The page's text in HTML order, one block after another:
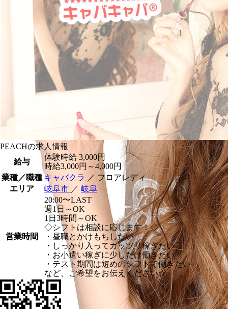
PEACHの求人情報
給与
体験時給 3,000円
時給3,000円～4,000円
業種／職種 キャバクラ ／ フロアレディ
エリア
岐阜市 ／ 岐阜
営業時間
20:00〜LAST
週1日～OK
1日3時間～OK
◇シフトは相談に応じます！◇
・昼職とかけもちしたい
・しっかり入ってガッツリ稼ぎたい
・お小遣い稼ぎに少しだけ働きたい
・テスト期間は短めのシフトで働きたい
など、ご希望をお伝えください☆